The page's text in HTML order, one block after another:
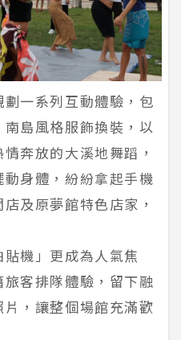
一系列互動體驗，包
島風格服飾換裝，以
奔放的大溪地舞蹈，
身體，紛紛拿起手機
及原夢館特色店家，
機」更成為人氣焦
客排隊體驗，留下融
，讓整個場館充滿歡